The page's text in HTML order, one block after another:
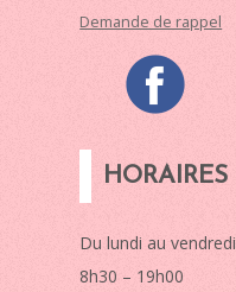
Demande de rappel
HORAIRES
Du lundi au vendredi
8h30 – 19h00